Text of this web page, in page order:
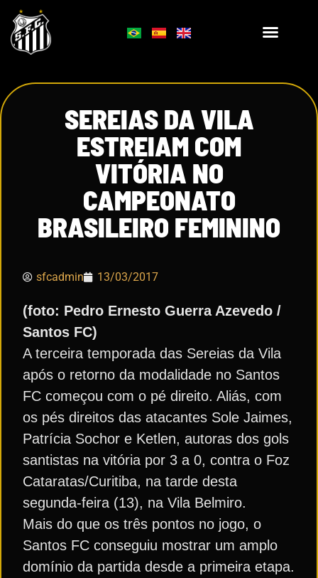
SEREIAS DA VILA
ESTREIAM COM
VITÓRIA NO
CAMPEONATO
BRASILEIRO FEMININO
sfcadmin 13/03/2017
(foto: Pedro Ernesto Guerra Azevedo /
Santos FC)
A terceira temporada das Sereias da Vila
após o retorno da modalidade no Santos
FC começou com o pé direito. Aliás, com
os pés direitos das atacantes Sole Jaimes,
Patrícia Sochor e Ketlen, autoras dos gols
santistas na vitória por 3 a 0, contra o Foz
Cataratas/Curitiba, na tarde desta
segunda-feira (13), na Vila Belmiro.
Mais do que os três pontos no jogo, o
Santos FC conseguiu mostrar um amplo
domínio da partida desde a primeira etapa.